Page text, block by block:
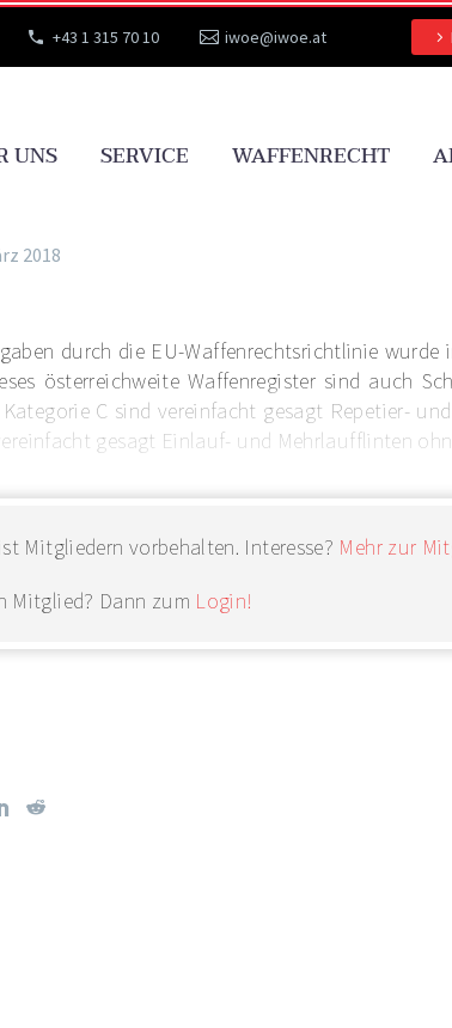
+43 1 315 70 10 iwoe@iwoe.at
UNS SERVICE WAFFENRECHT
2018
durch die EU-Waffenrechtsrichtlinie wurde
österreichweite Waffenregister sind auch
C sind vereinfacht gesagt Repetier-
gesagt Einlauf- und Mehrlaufflinten
Mitgliedern vorbehalten. Interesse? Mehr zur
Mitglied? Dann zum Login!